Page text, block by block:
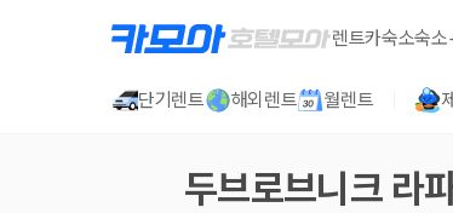
렌트카숙소숙소
단기렌트 해외렌트 월렌트
두브로브니크 라